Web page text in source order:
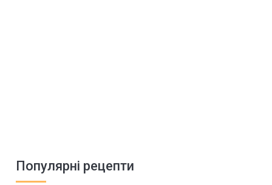
Популярні рецепти